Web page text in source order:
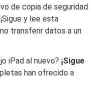
de copia de seguridad
y lee esta
transferir datos a un
iPad al nuevo? ¡Sigue
han ofrecido a